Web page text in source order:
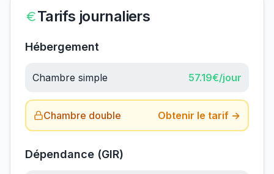
Tarifs journaliers
Hébergement
Chambre simple 57.19€/jour
Chambre double Obtenir le tarif →
Dépendance (GIR)